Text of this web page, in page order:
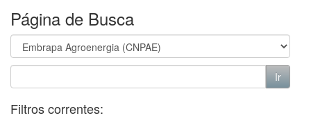
Página de Busca
Filtros correntes: